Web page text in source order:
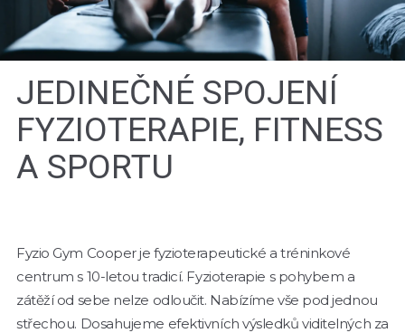
JEDINEČNÉ SPOJENÍ
FYZIOTERAPIE, FITNESS
A SPORTU
Fyzio Gym Cooper je fyzioterapeutické a tréninkové
centrum s 10-letou tradicí. Fyzioterapie s pohybem a
zátěží od sebe nelze odloučit. Nabízíme vše pod jednou
střechou. Dosahujeme efektivních výsledků viditelných za